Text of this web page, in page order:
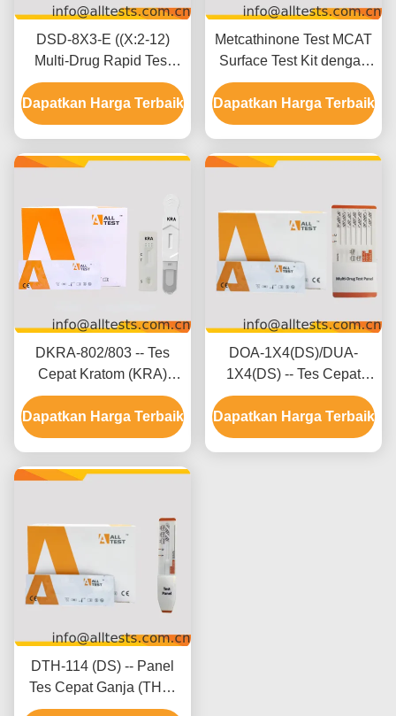
DSD-8X3-E ((X:2-12)
Multi-Drug Rapid Test
Oral Fluid Untuk
Penggunaan Profesional
Dapatkan Harga Terbaik
Metcathinone Test MCAT
Surface Test Kit dengan
Hasil 5 Menit 500 ng/mL
Cut-off dan Interpretasi
Visual yang Mudah
Dapatkan Harga Terbaik
DKRA-802/803 -- Tes
Cepat Kratom (KRA)
(Cairan Mulut)
(Kaset/Perangkat)
Dapatkan Harga Terbaik
DOA-1X4(DS)/DUA-
1X4(DS) -- Tes Cepat
Multi-Obat 2-20 Obat
(Urin)
Dapatkan Harga Terbaik
DTH-114 (DS) -- Panel
Tes Cepat Ganja (THC)
(Urine)(Panel)